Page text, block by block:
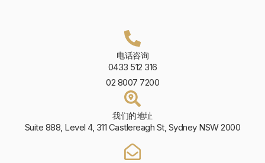
电话咨询
0433 512 316
02 8007 7200
我们的地址
Suite 888, Level 4, 311 Castlereagh St, Sydney NSW 2000